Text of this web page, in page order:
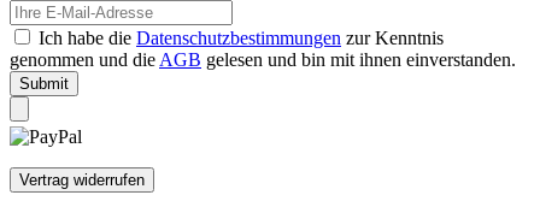
Ich habe die Datenschutzbestimmungen zur Kenntnis
genommen und die AGB gelesen und bin mit ihnen einverstanden.
Submit
Vertrag widerrufen